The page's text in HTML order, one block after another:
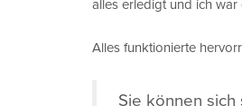
alles erledigt und ich war
Alles funktionierte
Sie können